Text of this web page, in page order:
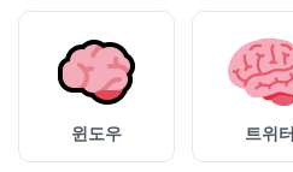
윈도우 트위터